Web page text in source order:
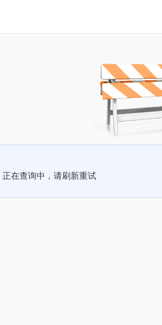
正在查询中，请刷新重试